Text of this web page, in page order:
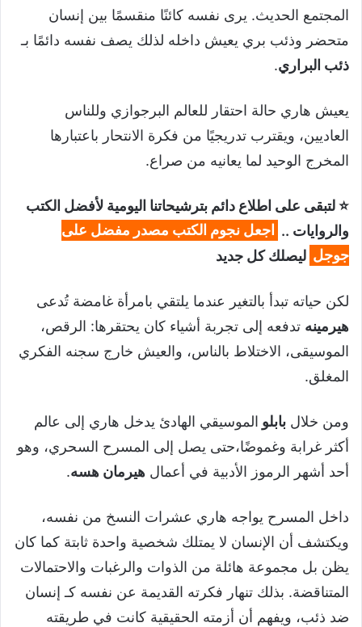
المجتمع الحديث. يرى نفسه كائنًا منقسمًا بين إنسان
متحضر وذئب بري يعيش داخله لذلك يصف نفسه دائمًا بـ
ذئب البراري.
يعيش هاري حالة احتقار للعالم البرجوازي وللناس
العاديين، ويقترب تدريجيًا من فكرة الانتحار باعتبارها
المخرج الوحيد لما يعانيه من صراع.
⭐ لتبقى على اطلاع دائم بترشيحاتنا اليومية لأفضل الكتب
والروايات ..
اجعل نجوم الكتب مصدر مفضل على
جوجل ليصلك كل جديد
لكن حياته تبدأ بالتغير عندما يلتقي بامرأة غامضة تُدعى
هيرمينه تدفعه إلى تجربة أشياء كان يحتقرها: الرقص،
الموسيقى، الاختلاط بالناس، والعيش خارج سجنه الفكري
المغلق.
ومن خلال بابلو الموسيقي الهادئ يدخل هاري إلى عالم
أكثر غرابة وغموضًا،حتى يصل إلى المسرح السحري، وهو
أحد أشهر الرموز الأدبية في أعمال هيرمان هسه.
داخل المسرح يواجه هاري عشرات النسخ من نفسه،
ويكتشف أن الإنسان لا يمتلك شخصية واحدة ثابتة كما كان
يظن بل مجموعة هائلة من الذوات والرغبات والاحتمالات
المتناقضة. بذلك تنهار فكرته القديمة عن نفسه كـ إنسان
ضد ذئب، ويفهم أن أزمته الحقيقية كانت في طريقته